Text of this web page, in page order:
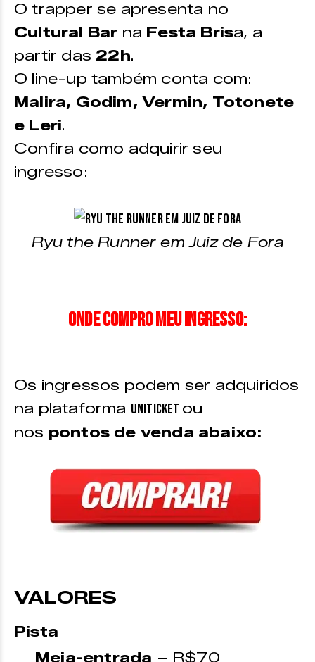
Meia-entrada
Inteira –
Mezanino – R$150
O trapper se apresenta no
Cultural Bar na Festa Brisa, a
partir das 22h.
O line-up também conta com:
Malira, Godim, Vermin, Totonete
e Leri.
Confira como adquirir seu
ingresso:
Ryu the Runner em Juiz de Fora
Onde compro meu ingresso:
Os ingressos podem ser adquiridos
na plataforma Uniticket ou
nos pontos de venda abaixo:
VALORES
Pista
Meia-entrada – R$70